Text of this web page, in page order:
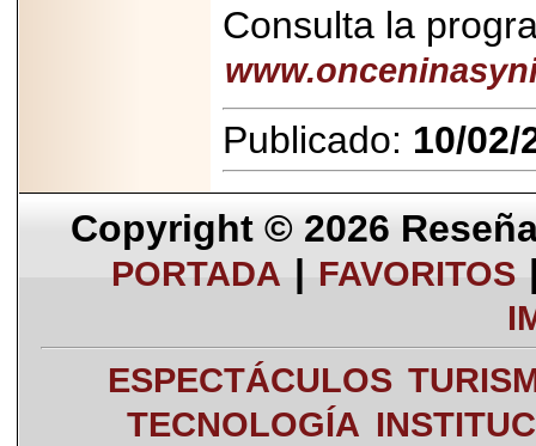
Consulta la
Publicado: 10/02/
Copyright © 2026
PORTADA | FAVORITOS
ESPECTÁCULOS
TECNOLOGÍA